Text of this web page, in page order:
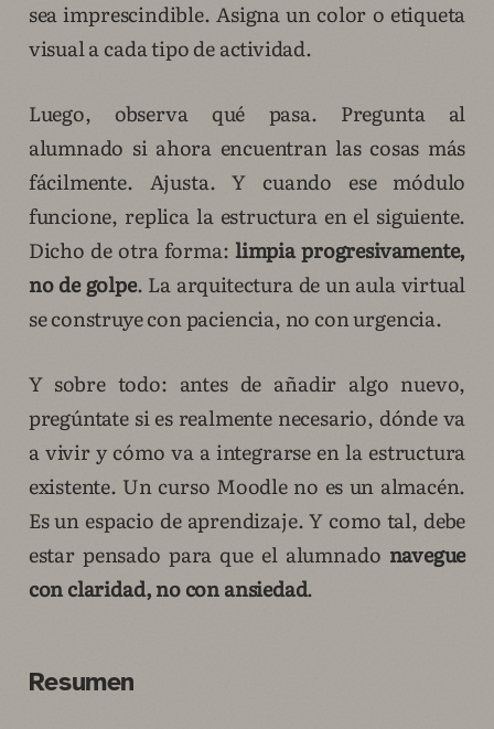
sea imprescindible. Asigna un color o etiqueta
visual a cada tipo de actividad.
Luego, observa qué pasa. Pregunta al
alumnado si ahora encuentran las cosas más
fácilmente. Ajusta. Y cuando ese módulo
funcione, replica la estructura en el siguiente.
Dicho de otra forma: limpia progresivamente,
no de golpe. La arquitectura de un aula virtual
se construye con paciencia, no con urgencia.
Y sobre todo: antes de añadir algo nuevo,
pregúntate si es realmente necesario, dónde va
a vivir y cómo va a integrarse en la estructura
existente. Un curso Moodle no es un almacén.
Es un espacio de aprendizaje. Y como tal, debe
estar pensado para que el alumnado navegue
con claridad, no con ansiedad.
Resumen